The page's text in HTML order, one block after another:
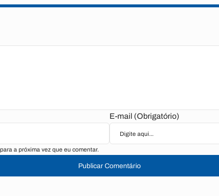
E-mail (Obrigatório)
a próxima vez que eu comentar.
Publicar Comentário